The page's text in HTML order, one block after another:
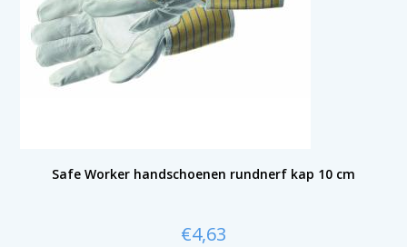
Safe Worker handschoenen rundnerf kap 10 cm
€4,63